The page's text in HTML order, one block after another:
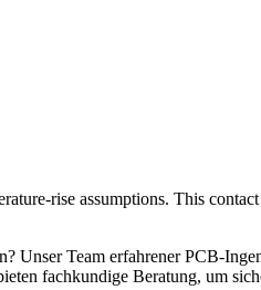
rise assumptions. This
Unser Team erfahrener PCB-
fachkundige Beratung, um